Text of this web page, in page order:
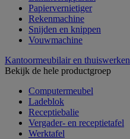
Papiervernietiger
Rekenmachine
Snijden en knippen
Vouwmachine
Kantoormeubilair en thuiswerken
Bekijk de hele productgroep
Computermeubel
Ladeblok
Receptiebalie
Vergader- en receptietafel
Werktafel